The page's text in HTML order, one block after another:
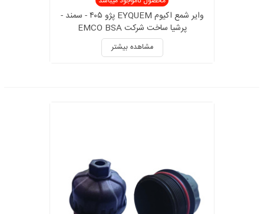
وایر شمع اکیوم EYQUEM پژو ۴۰۵ - سمند -
پرشیا ساخت شرکت EMCO BSA
مشاهده بیشتر